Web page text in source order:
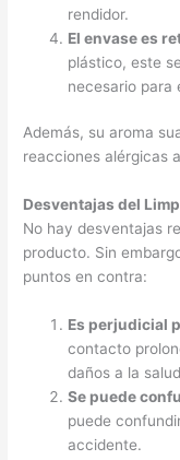
rendidor.
El envase es
plástico, este
necesario para
Además, su aroma
reacciones alérgicas
Desventajas del
No hay desventajas
producto. Sin
puntos en contra:
Es perjudicial
contacto
daños a la
Se puede
puede
accidente.